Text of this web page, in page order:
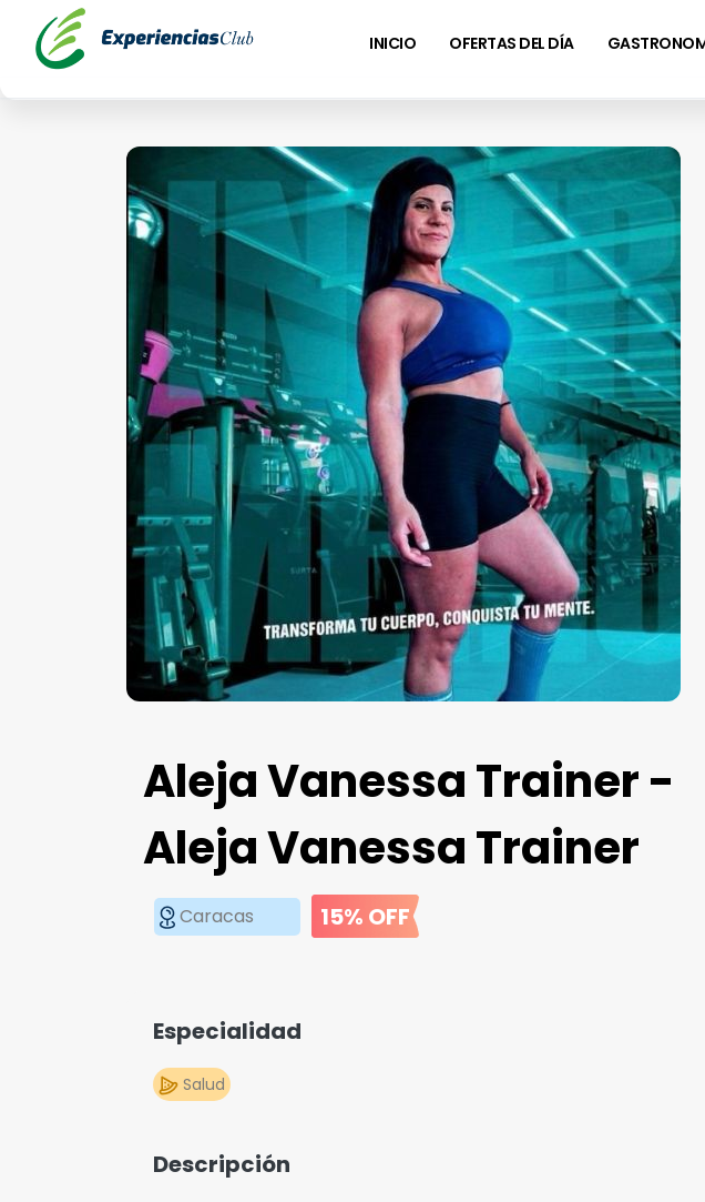
INICIO OFERTAS DEL DÍA
Aleja Vanessa Trainer -
Aleja Vanessa Trainer
Caracas 15% OFF
Especialidad
Salud
Descripción